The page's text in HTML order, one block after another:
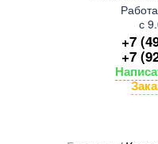
с
+7
+7